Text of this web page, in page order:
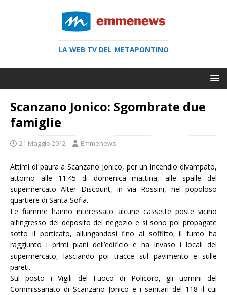
LA WEB TV DEL METAPONTINO
Scanzano Jonico: Sgombrate due
famiglie
21 Maggio 2012 Emmenews
Attimi di paura a Scanzano Jonico, per un incendio divampato,
attorno alle 11.45 di domenica mattina, alle spalle del
supermercato Alter Discount, in via Rossini, nel popoloso
quartiere di Santa Sofia.
Le fiamme hanno interessato alcune cassette poste vicino
all’ingresso del deposito del negozio e si sono poi propagate
sotto il porticato, allungandosi fino al soffitto; il fumo ha
raggiunto i primi piani dell’edificio e ha invaso i locali del
supermercato, lasciando poi tracce sul pavimento e sulle
pareti.
Sul posto i Vigili del Fuoco di Policoro, gli uomini del
Commissariato di Scanzano Jonico e i sanitari del 118 il cui